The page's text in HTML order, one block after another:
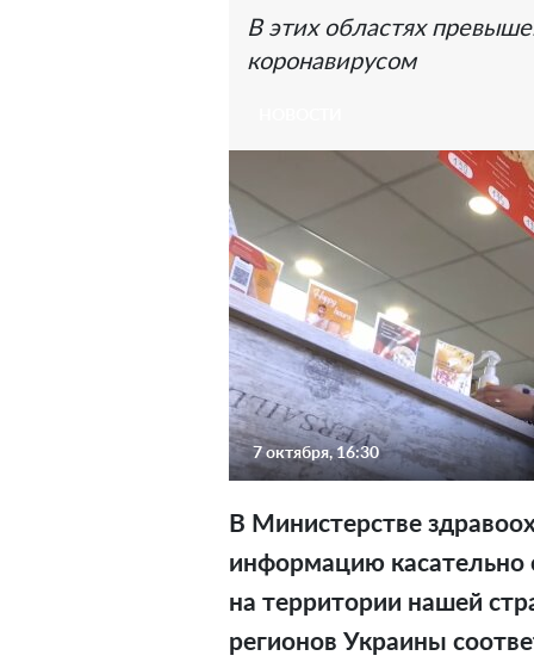
В этих областях
коронавирусом
7 октября, 16:30
В Министерстве
информацию касательно
на территории нашей
регионов Украины